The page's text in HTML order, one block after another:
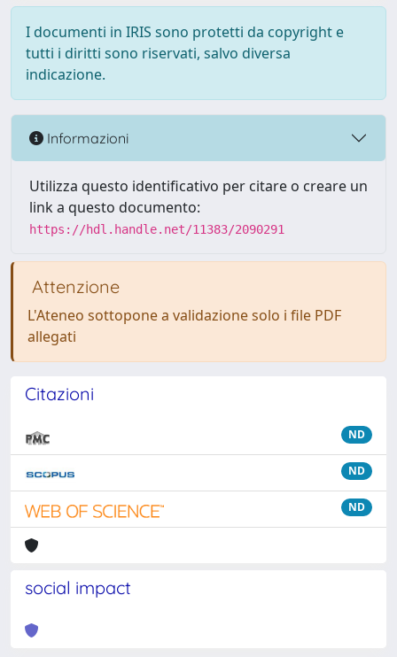
I documenti in IRIS sono protetti da copyright e
tutti i diritti sono riservati, salvo diversa
indicazione.
Informazioni
Utilizza questo identificativo per citare o creare un
link a questo documento:
https://hdl.handle.net/11383/2090291
Attenzione
L'Ateneo sottopone a validazione solo i file PDF
allegati
Citazioni
ND
ND
ND
social impact